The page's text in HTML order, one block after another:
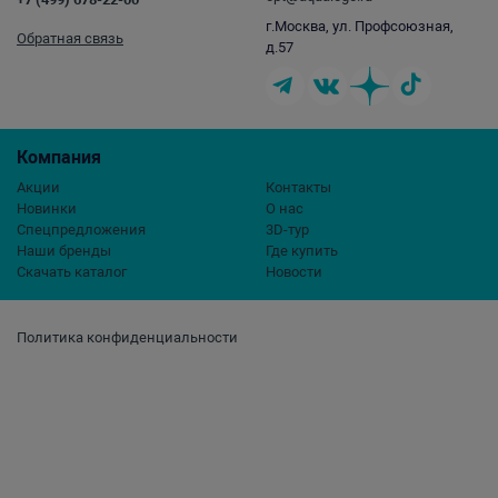
Политика конфиденциальности
Компания
Акции
Новинки
Спецпредложения
Наши бренды
Скачать каталог
Контакты
О нас
3D-тур
Где купить
Новости
Обратная связь
г.Москва, ул. Профсоюзная,
д.57